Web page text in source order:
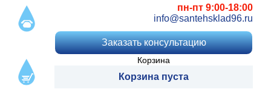
пн-пт 9:00-18:00
info@santehsklad96.ru
Заказать консультацию
Корзина
Корзина пуста